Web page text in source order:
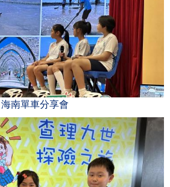
海南單車分享會